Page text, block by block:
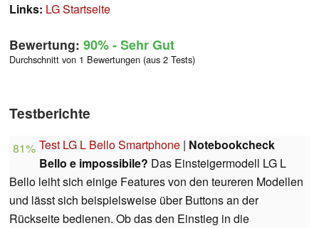
Links: LG Startseite
Bewertung: 90%- Sehr Gut
Durchschnitt von 1 Bewertungen (aus 2 Tests)
Testberichte
81% Test LG L Bello Smartphone | Notebookcheck
Bello e impossibile? Das Einsteigermodell LG L
Bello leiht sich einige Features von den teureren Modellen
und lässt sich beispielsweise über Buttons an der
Rückseite bedienen. Ob das den Einstieg in die